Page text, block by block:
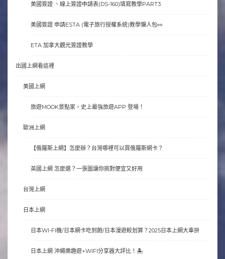
美國簽證 、線上簽證申請表(DS-160)填寫教學PART3
美國簽證 申請ESTA (電子旅行授權系統)教學懶人包👀
ETA 加拿大觀光簽證教學
出國上網看這裡
美國上網
旅遊MOOK景點家，史上最強旅遊APP 登場！
歐洲上網
【俄羅斯上網】怎麼辦？台灣哪裡可以買俄羅斯網卡？
英國上網 怎麼選？一張圖讓你挑對便宜又好用
台灣上網
日本上網
日本WI-FI機/日本網卡吃到飽/日本漫遊較划算？2025日本上網大車拚
日本上網 沖繩樂趣遊+WIFI分享器大評比！🏝